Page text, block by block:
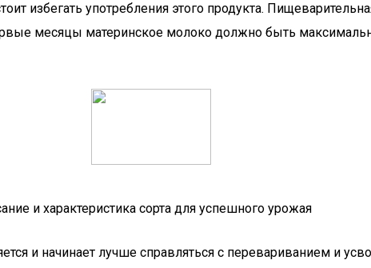
избегать употребления этого продукта.
месяцы материнское молоко должно быть
и характеристика сорта для успешного урожая
и начинает лучше справляться с перевариванием и